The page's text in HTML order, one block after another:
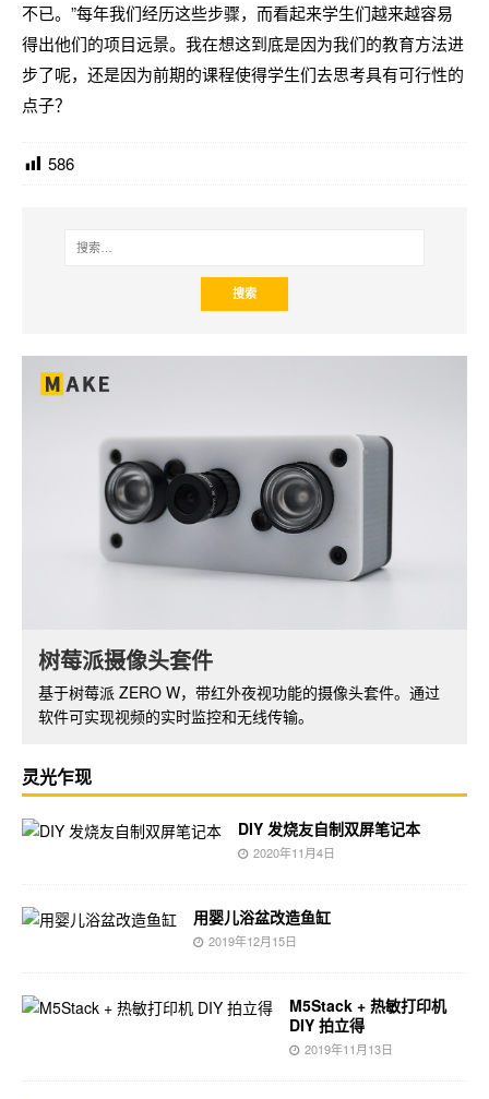
不已。”每年我们经历这些步骤，而看起来学生们越来越容易
得出他们的项目远景。我在想这到底是因为我们的教育方法进
步了呢，还是因为前期的课程使得学生们去思考具有可行性的
点子？
586
NXEZ Cube 小方屏 DIY 套件
小方屏系列基于 ESP8266 开发板，支持 WiFi 功能，配备
OLED 显示屏。可以开发出丰富的功能和应用。
树莓派摄像头套件
基于树莓派 ZERO W，带红外夜视功能的摄像头套件。通过
软件可实现视频的实时监控和无线传输。
灵光乍现
DIY 发烧友自制双屏笔记本
2020年11月4日
用婴儿浴盆改造鱼缸
2019年12月15日
M5Stack + 热敏打印机
DIY 拍立得
2019年11月13日